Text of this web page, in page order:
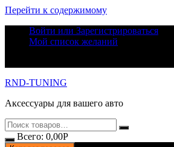
Перейти к содержимому
Войти или Зарегистрироваться
Мой список желаний
RND-TUNING
Аксессуары для вашего авто
Всего: 0,00Р